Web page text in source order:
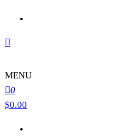
MENU
0
$0.00